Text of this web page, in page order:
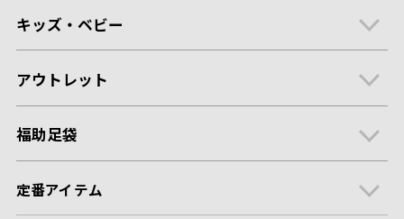
キッズ・ベビー
アウトレット
福助足袋
定番アイテム